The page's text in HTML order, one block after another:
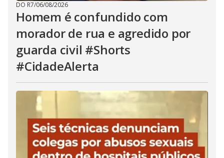
DO R7/06/08/2026
Homem é confundido com
morador de rua e agredido por
guarda civil #Shorts
#CidadeAlerta